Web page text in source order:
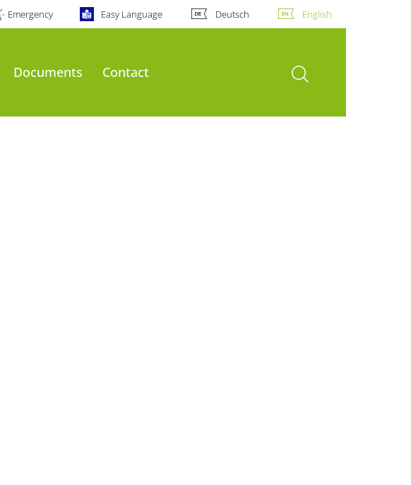
Emergency Easy Language Deutsch English
Documents Contact open search